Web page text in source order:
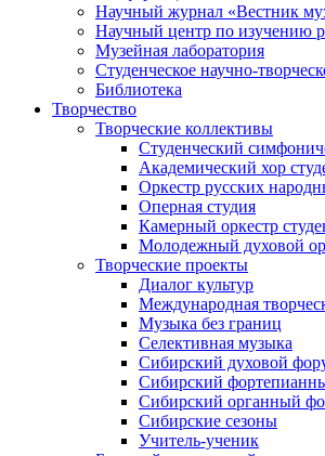
Научный журнал «Вестник
Научный центр по изучению
Музейная лаборатория
Студенческое научно-
Библиотека
Творчество
Творческие коллективы
Студенческий
Академический хор
Оркестр русских
Оперная студия
Камерный оркестр
Молодежный духовой
Творческие проекты
Диалог культур
Международная
Музыка без границ
Селективная музыка
Сибирский духовой
Сибирский
Сибирский органный
Сибирские сезоны
Учитель-ученик